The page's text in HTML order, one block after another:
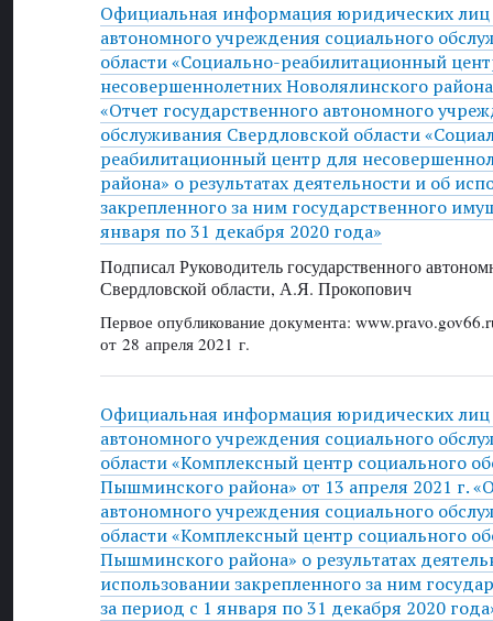
Официальная информация юридических лиц
автономного учреждения социального
области «Социально-реабилитационный
несовершеннолетних Новолялинского
«Отчет государственного автономного
обслуживания Свердловской области
реабилитационный центр для
района» о результатах деятельности и об
закрепленного за ним государственного
января по 31 декабря 2020 года»
Подписал Руководитель государственного
Свердловской области, А.Я. Прокопович
Первое опубликование документа:
от 28 апреля 2021 г.
Официальная информация юридических лиц
автономного учреждения социального
области «Комплексный центр социального
Пышминского района» от 13 апреля 2021 г.
автономного учреждения социального
области «Комплексный центр социального
Пышминского района» о результатах
использовании закрепленного за ним
за период с 1 января по 31 декабря 2020